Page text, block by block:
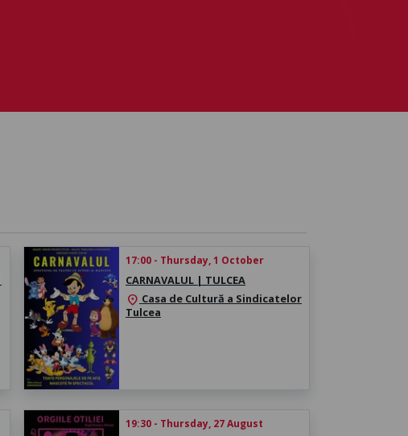
17:00 - Thursday, 1 October
CARNAVALUL | TULCEA
location_on Casa de Cultură a Sindicatelor
Tulcea
19:30 - Thursday, 27 August